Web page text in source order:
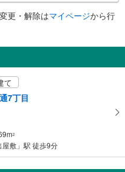
更・解除はマイページから行
て
7丁目
2
敷」駅 徒歩9分